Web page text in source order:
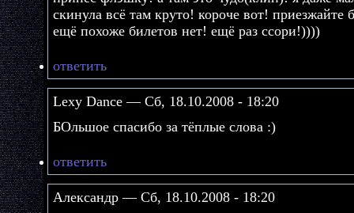
скинула всё там круто! короче вот!
ещё похоже билетов нет! ещё раз ссори!))))
ответить
Lexy Dance — Сб, 18.10.2008 - 18:20
БОльшое спасибо за тёплые слова :)
ответить
Александр — Сб, 18.10.2008 - 18:20